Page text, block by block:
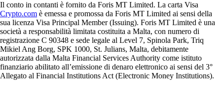
Il conto in contanti è fornito da Foris MT Limited. La carta Visa
Crypto.com è emessa e promossa da Foris MT Limited ai sensi della
sua licenza Visa Principal Member (Issuing). Foris MT Limited è una
società a responsabilità limitata costituita a Malta, con numero di
registrazione C 90348 e sede legale al Level 7, Spinola Park, Triq
Mikiel Ang Borg, SPK 1000, St. Julians, Malta, debitamente
autorizzata dalla Malta Financial Services Authority come istituto
finanziario abilitato all’emissione di denaro elettronico ai sensi del 3°
Allegato al Financial Institutions Act (Electronic Money Institutions).